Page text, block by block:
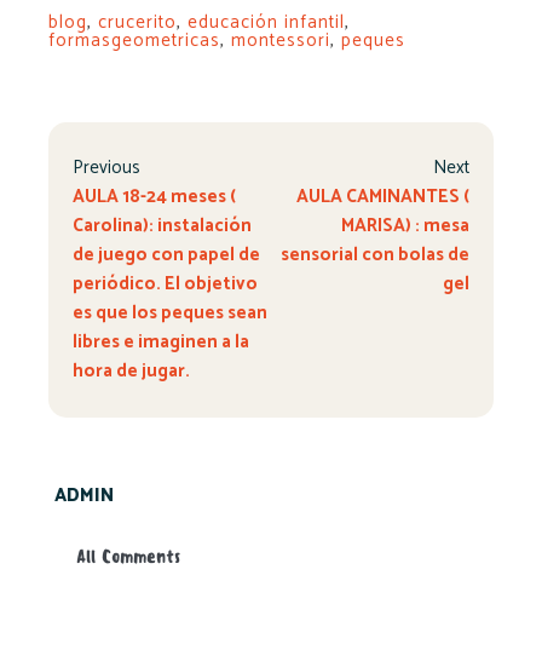
blog, crucerito, educación infantil,
formasgeometricas, montessori, peques
Previous
AULA 18-24 meses (
Carolina): instalación
de juego con papel de
periódico. El objetivo
es que los peques sean
libres e imaginen a la
hora de jugar.
Next
AULA CAMINANTES (
MARISA) : mesa
sensorial con bolas de
gel
ADMIN
All Comments